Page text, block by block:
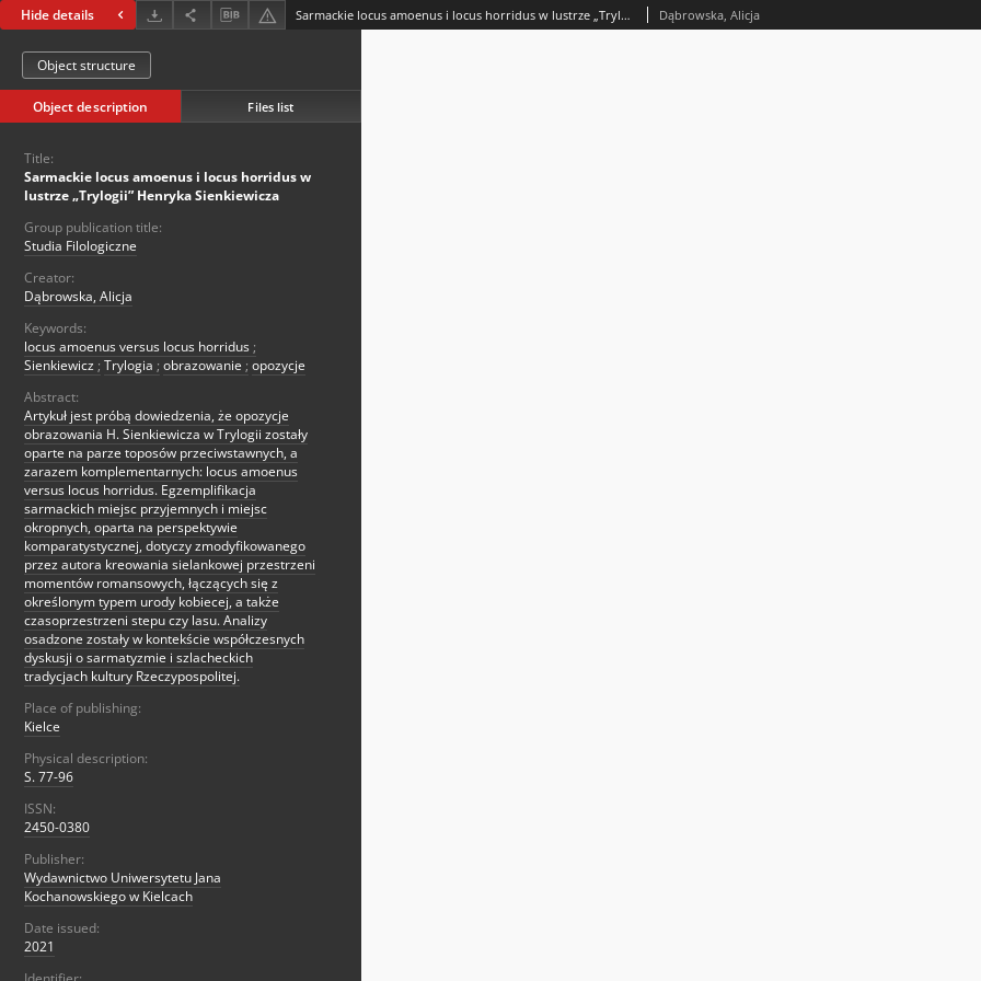
Hide details Sarmackie locus amoenus i locus horridus w lustrze „Trylogii” Henryka Sienkiewicza Dąbrowska, Alicja
Object structure
Object description Files list
Title:
Sarmackie locus amoenus i locus horridus w
lustrze „Trylogii” Henryka Sienkiewicza
Group publication title:
Studia Filologiczne
Creator:
Dąbrowska, Alicja
Keywords:
locus amoenus versus locus horridus ;
Sienkiewicz ; Trylogia ; obrazowanie ; opozycje
Abstract:
Artykuł jest próbą dowiedzenia, że opozycje
obrazowania H. Sienkiewicza w Trylogii zostały
oparte na parze toposów przeciwstawnych, a
zarazem komplementarnych: locus amoenus
versus locus horridus. Egzemplifikacja
sarmackich miejsc przyjemnych i miejsc
okropnych, oparta na perspektywie
komparatystycznej, dotyczy zmodyfikowanego
przez autora kreowania sielankowej przestrzeni
momentów romansowych, łączących się z
określonym typem urody kobiecej, a także
czasoprzestrzeni stepu czy lasu. Analizy
osadzone zostały w kontekście współczesnych
dyskusji o sarmatyzmie i szlacheckich
tradycjach kultury Rzeczypospolitej.
Place of publishing:
Kielce
Physical description:
S. 77-96
ISSN:
2450-0380
Publisher:
Wydawnictwo Uniwersytetu Jana
Kochanowskiego w Kielcach
Date issued:
2021